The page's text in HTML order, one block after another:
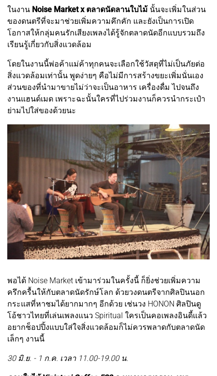
ในงาน Noise Market x ตลาดนัดลานใบไม้ นั้นจะเพิ่มในส่วน
ของดนตรีที่จะมาช่วยเพิ่มความคึกคัก และยังเป็นการเปิด
โอกาสให้กลุ่มคนรักเสียงเพลงได้รู้จักตลาดนัดอีกแบบรวมถึง
เรียนรู้เกี่ยวกับสิ่งแวดล้อม
โดยในงานนี้พ่อค้าแม่ค้าทุกคนจะเลือกใช้วัสดุที่ไม่เป็นภัยต่อ
สิ่งแวดล้อมเท่านั้น พูดง่ายๆ คือไม่มีการสร้างขยะเพิ่มนั่นเอง
ส่วนของที่นำมาขายไม่ว่าจะเป็นอาหาร เครื่องดื่ม ไปจนถึง
งานแฮนด์เมด เพราะฉะนั้นใครที่ไปร่วมงานก็ควรนำกระเป๋า
ย่ามไปใส่ของด้วยนะ
พอได้ Noise Market เข้ามาร่วมในครั้งนี้ ก็ยิ่งช่วยเพิ่มความ
ครึกครื้นให้กับตลาดนัดรักษ์โลก ด้วยวงดนตรีจากศิลปินนอก
กระแสที่หาชมได้ยากมากๆ อีกด้วย เช่นวง HONON ศิลปินดู
โอ้ชาวไทยที่เล่นเพลงแนว Spiritual ใครเป็นคอเพลงอินดี้แล้ว
อยากช็อปปิ้งแบบใส่ใจสิ่งแวดล้อมก็ไม่ควรพลาดกับตลาดนัด
เล็กๆ งานนี้
30 มิ.ย. - 1 ก.ค. เวลา 11.00-19.00 น.